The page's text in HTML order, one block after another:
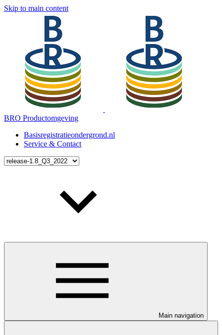
Skip to main content
BRO Productomgeving
Basisregistratieondergrond.nl
Service & Contact
Main navigation